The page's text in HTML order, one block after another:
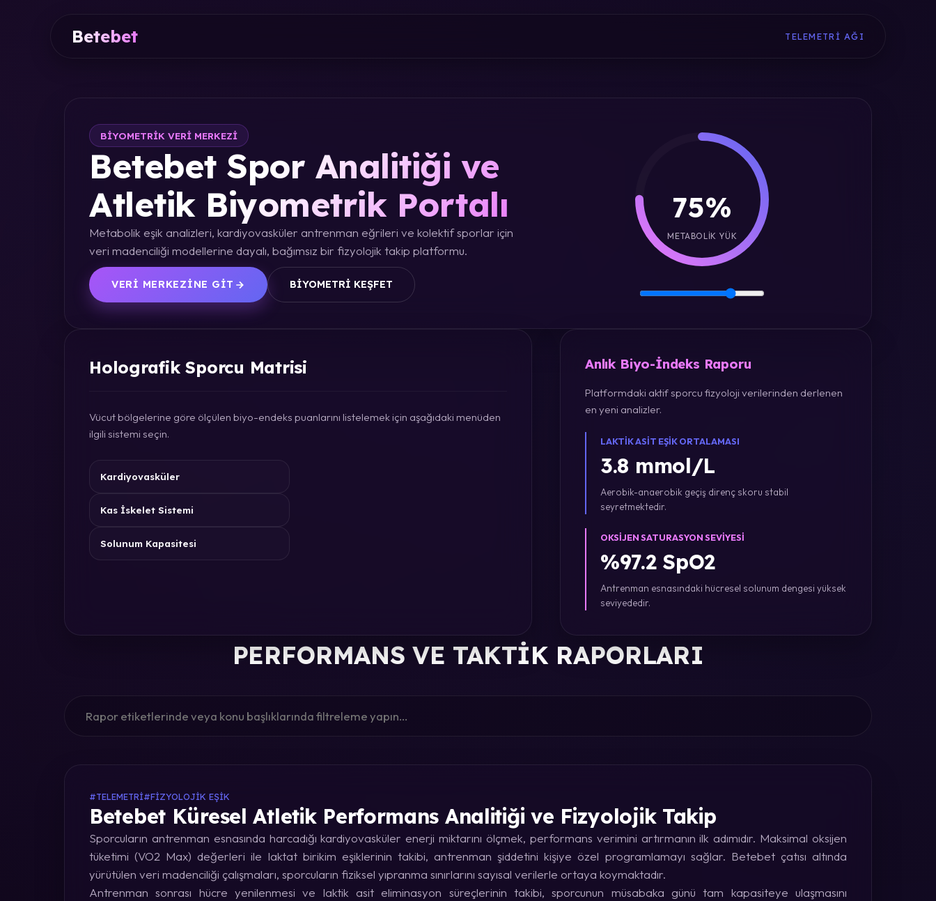
Betebet TELEMETRI AĞI
BIYOMETRIK VERI MERKEZI
Betebet Spor Analitiği ve
Atletik Biyometrik Portalı
Metabolik eşik analizleri, kardiyovasküler antrenman eğrileri ve kolektif sporlar için
veri madenciliği modellerine dayalı, bağımsız bir fizyolojik takip platformu.
VERI MERKEZINE GIT BIYOMETRI KEŞFET
75%
METABOLIK YÜK
Holografik Sporcu Matrisi
Vücut bölgelerine göre ölçülen biyo-endeks puanlarını listelemek için aşağıdaki menüden
ilgili sistemi seçin.
Kardiyovasküler
Kas İskelet Sistemi
Solunum Kapasitesi
Anlık Biyo-İndeks Raporu
Platformdaki aktif sporcu fizyoloji verilerinden derlenen
en yeni analizler.
LAKTIK ASIT EŞIK ORTALAMASI
3.8 mmol/L
Aerobik-anaerobik geçiş direnç skoru stabil
seyretmektedir.
OKSIJEN SATURASYON SEVIYESI
%97.2 SpO2
Antrenman esnasındaki hücresel solunum dengesi yüksek
seviyededir.
PERFORMANS VE TAKTIK RAPORLARI
#TELEMETRI#FIZYOLOJIK EŞIK
Betebet Küresel Atletik Performans Analitiği ve Fizyolojik Takip
Sporcuların antrenman esnasında harcadığı kardiyovasküler enerji miktarını ölçmek, performans verimini artırmanın ilk adımıdır. Maksimal oksijen
tüketimi (VO2 Max) değerleri ile laktat birikim eşiklerinin takibi, antrenman şiddetini kişiye özel programlamayı sağlar. Betebet çatısı altında
yürütülen veri madenciliği çalışmaları, sporcuların fiziksel yıpranma sınırlarını sayısal verilerle ortaya koymaktadır.
Antrenman sonrası hücre yenilenmesi ve laktik asit eliminasyon süreçlerinin takibi, sporcunun müsabaka günü tam kapasiteye ulaşmasını